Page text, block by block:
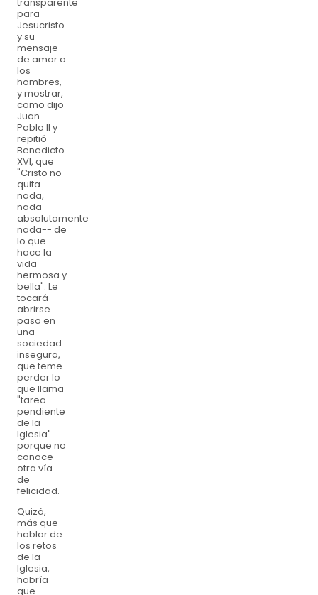
transparente
para
Jesucristo
y su
mensaje
de amor a
los
hombres,
y mostrar,
como dijo
Juan
Pablo II y
repitió
Benedicto
XVI, que
"Cristo no
quita
nada,
nada --
absolutamente
nada-- de
lo que
hace la
vida
hermosa y
bella". Le
tocará
abrirse
paso en
una
sociedad
insegura,
que teme
perder lo
que llama
"tarea
pendiente
de la
Iglesia"
porque no
conoce
otra vía
de
felicidad.
Quizá,
más que
hablar de
los retos
de la
Iglesia,
habría
que